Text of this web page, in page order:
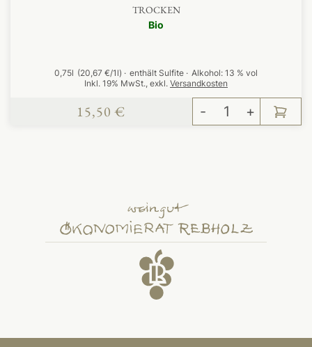
TROCKEN
Bio
0,75l (20,67 €/1l) enthält Sulfite Alkohol: 13 % vol
15,50 €
Inkl. 19% MwSt. exkl. Versandkosten
- +